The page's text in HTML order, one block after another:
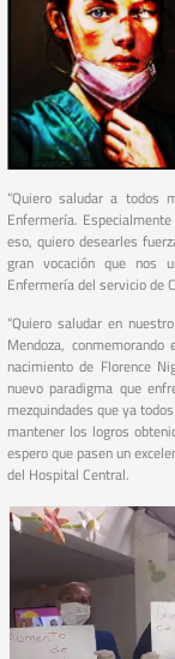
“Quiero saludar a todos
Enfermería.
eso, quiero desearles
gran vocación que nos
Enfermería del servicio de
“Quiero saludar en
Mendoza,
nacimiento de Florence
nuevo paradigma que
mezquindades que ya
mantener los logros
espero que pasen un
del Hospital Central.